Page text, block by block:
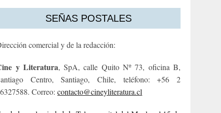
SEÑAS POSTALES
comercial y de la redacción:
y Literatura, SpA, calle Quito Nº 73, oficina B,
Centro, Santiago, Chile, teléfono: +56 2
Correo:contacto@cineyliteratura.cl